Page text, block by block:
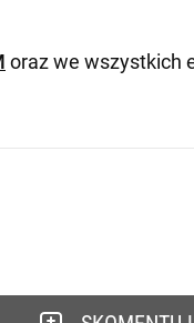
oraz we wszystkich